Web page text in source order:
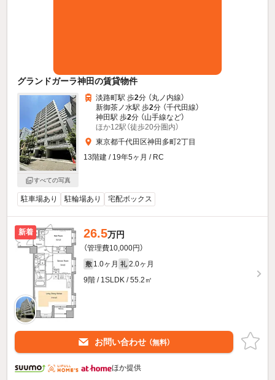
グランドガーラ神田の賃貸物件
すべての写真
淡路町駅 歩2分 （丸ノ内線）
新御茶ノ水駅 歩2分 （千代田線）
神田駅 歩2分 （山手線など）
ほか12駅（徒歩20分圏内）
東京都千代田区神田多町2丁目
13階建 / 19年5ヶ月 / RC
駐車場あり 駐輪場あり 宅配ボックス
新着 26.5万円
（管理費10,000円）
敷 1.0ヶ月 礼 2.0ヶ月
9階 / 1SLDK / 55.2㎡
お問い合わせ （無料）
ほか提供